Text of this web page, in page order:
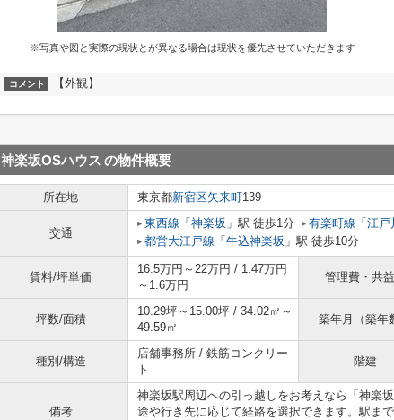
※写真や図と実際の現状とが異なる場合は現状を優先させていただきます
コメント 【外観】
神楽坂OSハウス の物件概要
所在地 東京都新宿区矢来町139
交通
東西線 「 神楽坂 」駅 徒歩1分 有楽町線 「 江戸
都営大江戸線 「 牛込神楽坂 」駅 徒歩10分
賃料/坪単価
16.5万円～22万円 / 1.47万円
～1.6万円
管理費・共
坪数/面積
10.29坪～15.00坪 / 34.02㎡～
49.59㎡
築年月（築年
種別/構造
店舗事務所 / 鉄筋コンクリー
ト
階建
備考
神楽坂駅周辺への引っ越しをお考えなら「神楽
途や行き先に応じて経路を選択できます。駅ま